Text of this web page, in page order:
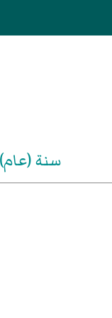
سنة